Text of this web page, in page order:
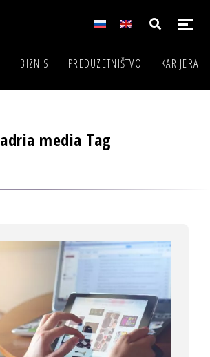
BIZNIS PREDUZETNIŠTVO KARIJERA
adria media Tag